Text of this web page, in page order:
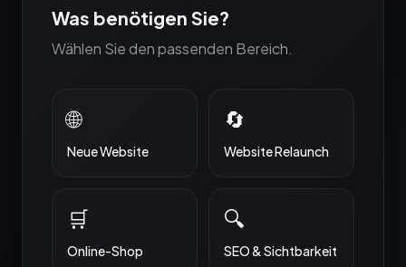
Was benötigen Sie?
Wählen Sie den passenden Bereich.
🌐
Neue Website
🔄
Website Relaunch
🛒
Online-Shop
🔍
SEO & Sichtbarkeit